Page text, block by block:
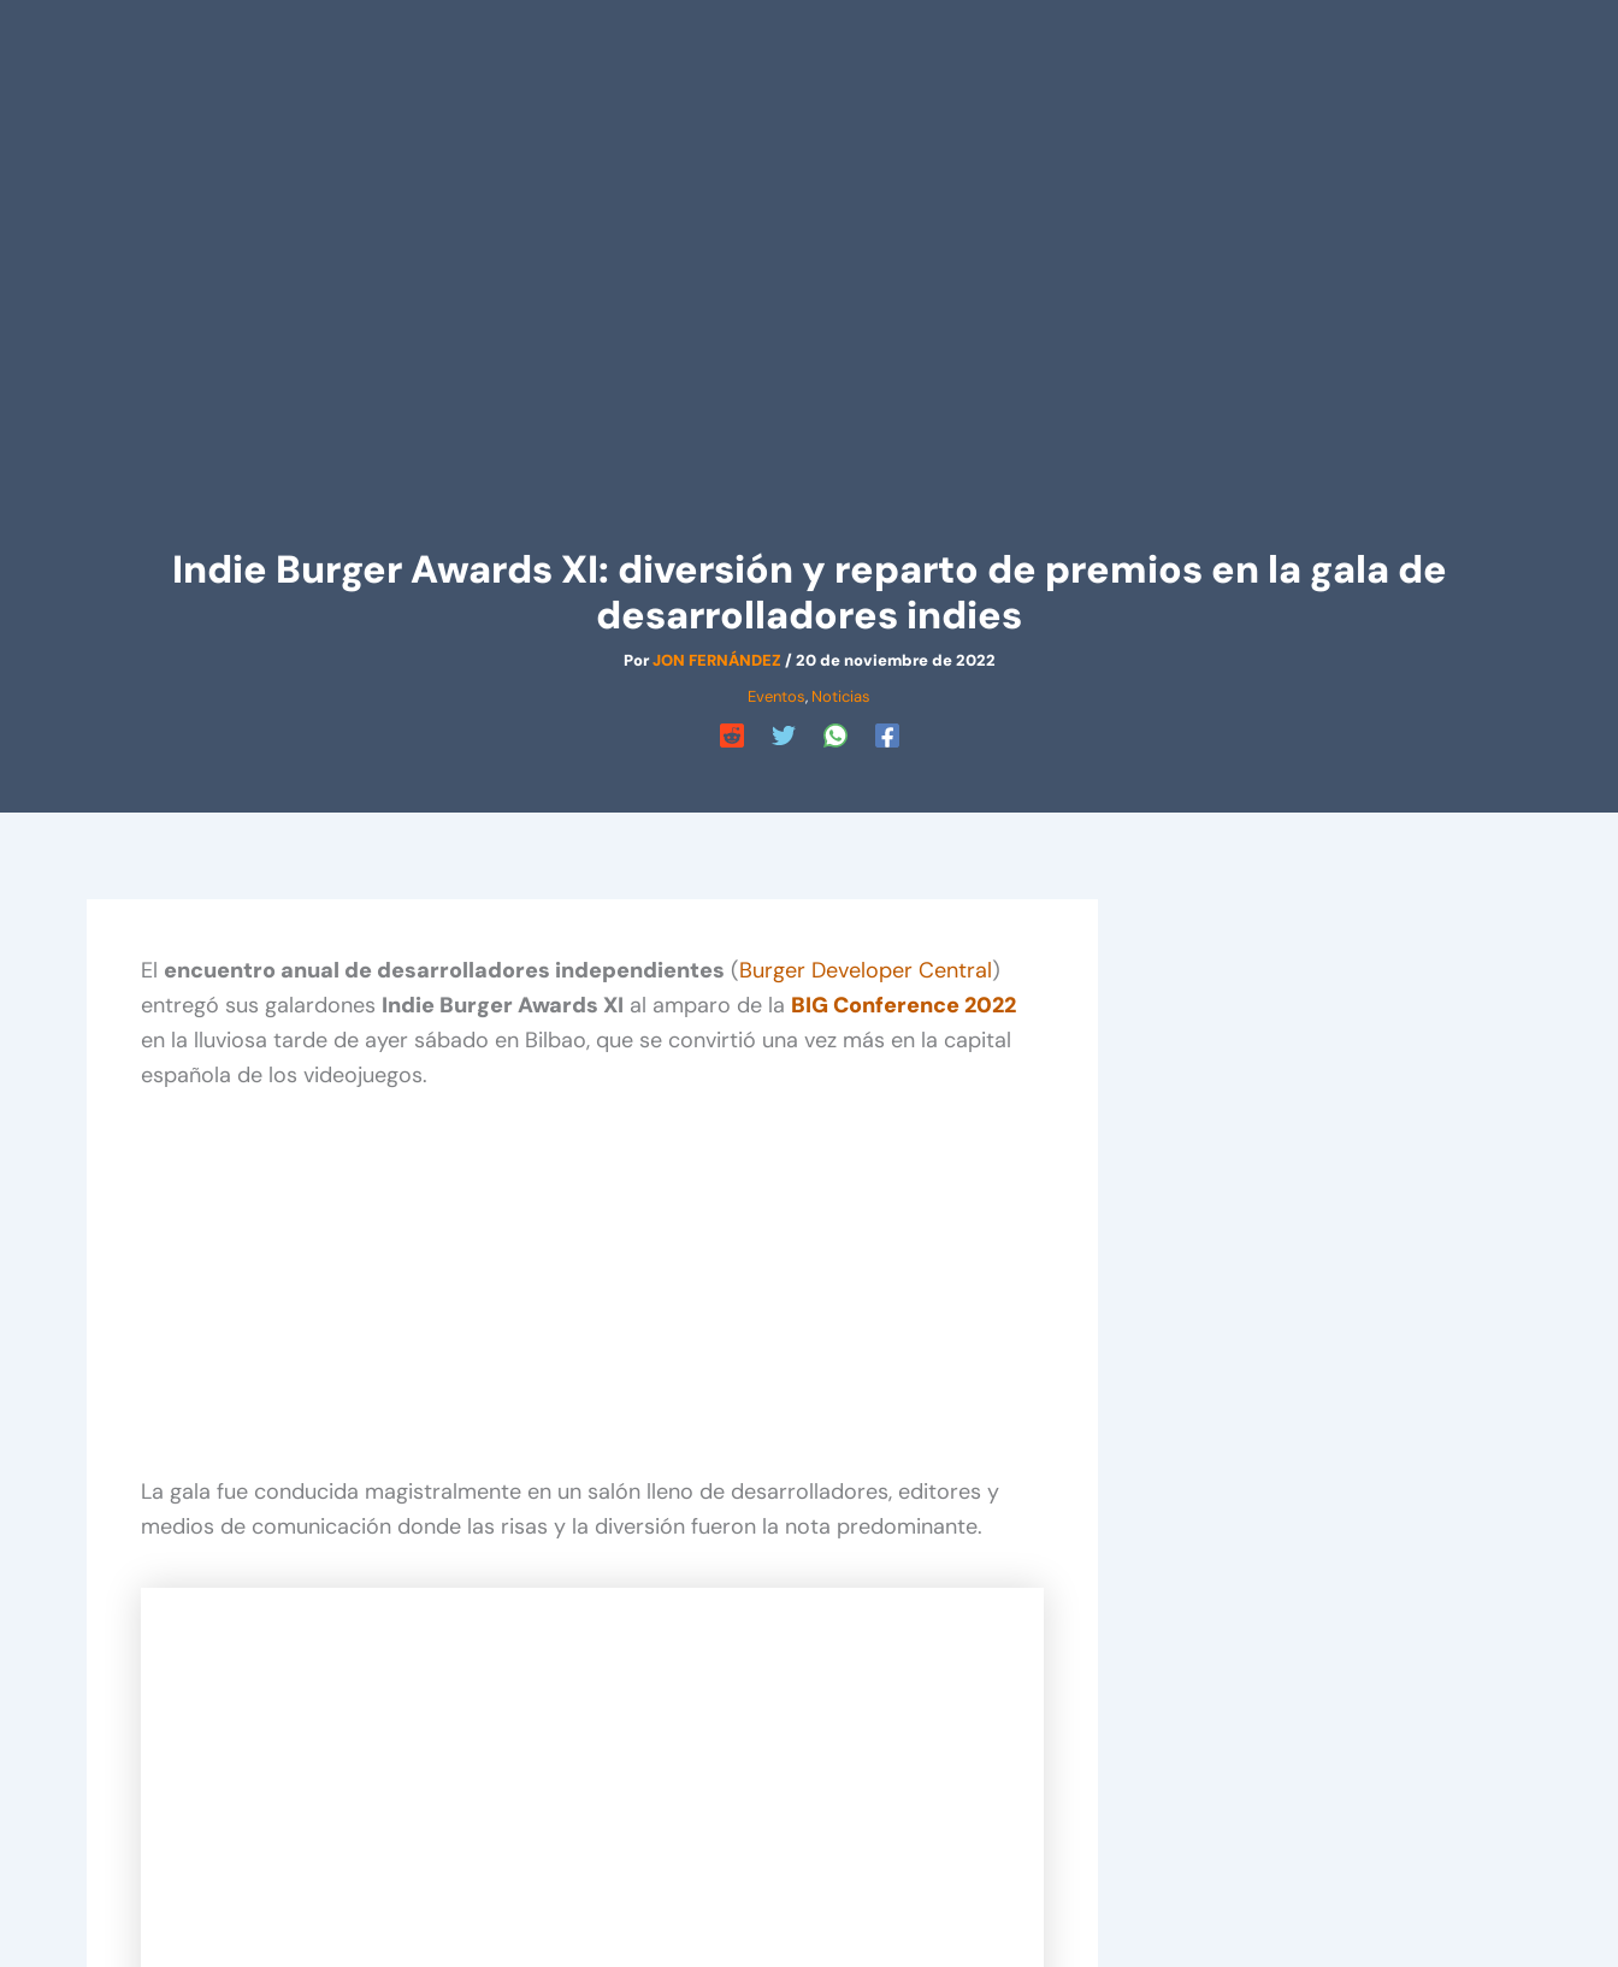
Indie Burger Awards XI: diversión y reparto de premios en la gala de
desarrolladores indies
PorJON FERNÁNDEZ /20 de noviembre de 2022
Eventos, Noticias
El encuentro anual de desarrolladores independientes (Burger Developer Central)
entregó sus galardones Indie Burger Awards XI al amparo de la BIG Conference 2022
en la lluviosa tarde de ayer sábado en Bilbao, que se convirtió una vez más en la capital
española de los videojuegos.
La gala fue conducida magistralmente en un salón lleno de desarrolladores, editores y
medios de comunicación donde las risas y la diversión fueron la nota predominante.